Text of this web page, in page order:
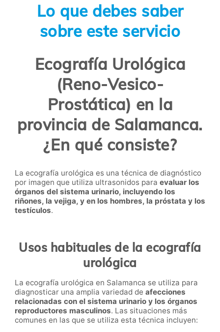
Lo que debes saber
sobre este servicio
Ecografía Urológica
(Reno-Vesico-
Prostática) en la
provincia de Salamanca.
¿En qué consiste?
La ecografía urológica es una técnica de diagnóstico
por imagen que utiliza ultrasonidos para evaluar los
órganos del sistema urinario, incluyendo los
riñones, la vejiga, y en los hombres, la próstata y los
testículos.
Usos habituales de la ecografía
urológica
La ecografía urológica en Salamanca se utiliza para
diagnosticar una amplia variedad de afecciones
relacionadas con el sistema urinario y los órganos
reproductores masculinos. Las situaciones más
comunes en las que se utiliza esta técnica incluyen: